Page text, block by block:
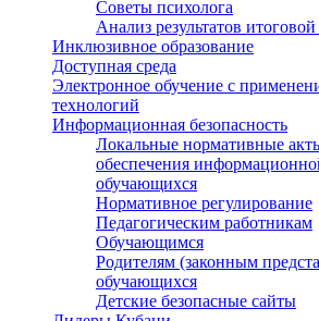
Советы психолога
Анализ результатов итоговой
Инклюзивное образование
Доступная среда
Электронное обучение с
технологий
Информационная безопасность
Локальные нормативные
обеспечения
обучающихся
Нормативное регулирование
Педагогическим работникам
Обучающимся
Родителям (законным
обучающихся
Детские безопасные сайты